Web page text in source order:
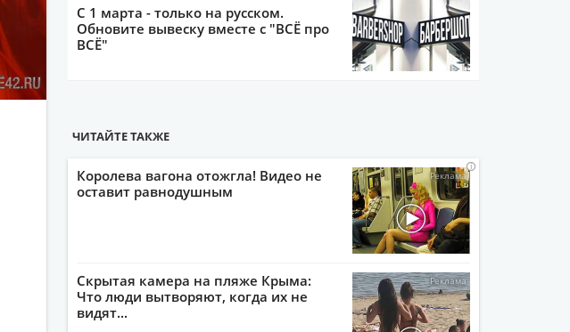
С 1 марта - только на русском.
Обновите вывеску вместе с "ВСЁ про
ВСЁ"
ЧИТАЙТЕ ТАКЖЕ
i
Королева вагона отожгла! Видео не
оставит равнодушным
i
Скрытая камера на пляже Крыма:
Что люди вытворяют, когда их не
видят...
ii